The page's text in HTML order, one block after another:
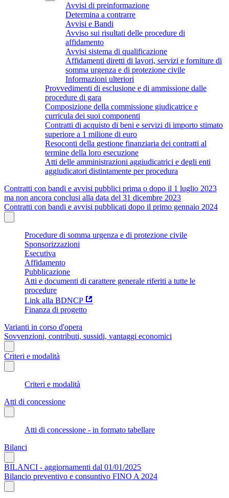
Avvisi di preinformazione
Determina a contrarre
Avvisi e Bandi
Avviso sui risultati delle procedure di
affidamento
Avvisi sistema di qualificazione
Affidamenti diretti di lavori, servizi e forniture di
somma urgenza e di protezione civile
Informazioni ulteriori
Provvedimenti di esclusione e di ammissione dalle
procedure di gara
Composizione della commissione giudicatrice e
curricula dei suoi componenti
Contratti di acquisto di beni e servizi di importo stimato
superiore a 1 milione di euro
Resoconti della gestione finanziaria dei contratti al
termine della loro esecuzione
Atti delle amministrazioni aggiudicatrici e degli enti
aggiudicatori distintamente per procedura
Contratti con bandi e avvisi pubblici prima o dopo il 1 luglio 2023
ma non ancora conclusi alla data del 31 dicembre 2023
Contratti con bandi e avvisi pubblicati dopo il primo gennaio 2024
Procedure di somma urgenza e di protezione civile
Sponsorizzazioni
Esecutiva
Affidamento
Pubblicazione
Atti e documenti di carattere generale riferiti a tutte le
procedure
Link alla BDNCP
Finanza di progetto
Varianti in corso d'opera
Sovvenzioni, contributi, sussidi, vantaggi economici
Criteri e modalità
Criteri e modalità
Atti di concessione
Atti di concessione - in formato tabellare
Bilanci
BILANCI - aggiornamenti dal 01/01/2025
Bilancio preventivo e consuntivo FINO A 2024